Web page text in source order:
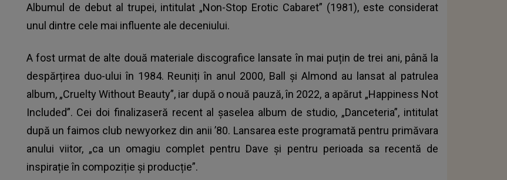
Albumul de debut al trupei, intitulat „Non-Stop Erotic Cabaret” (1981), este considerat
unul dintre cele mai influente ale deceniului.
A fost urmat de alte două materiale discografice lansate în mai puțin de trei ani, până la
despărțirea duo-ului în 1984. Reuniți în anul 2000, Ball și Almond au lansat al patrulea
album, „Cruelty Without Beauty”, iar după o nouă pauză, în 2022, a apărut „Happiness Not
Included”. Cei doi finalizaseră recent al șaselea album de studio, „Danceteria”, intitulat
după un faimos club newyorkez din anii ’80. Lansarea este programată pentru primăvara
anului viitor, „ca un omagiu complet pentru Dave și pentru perioada sa recentă de
inspirație în compoziție și producție”.